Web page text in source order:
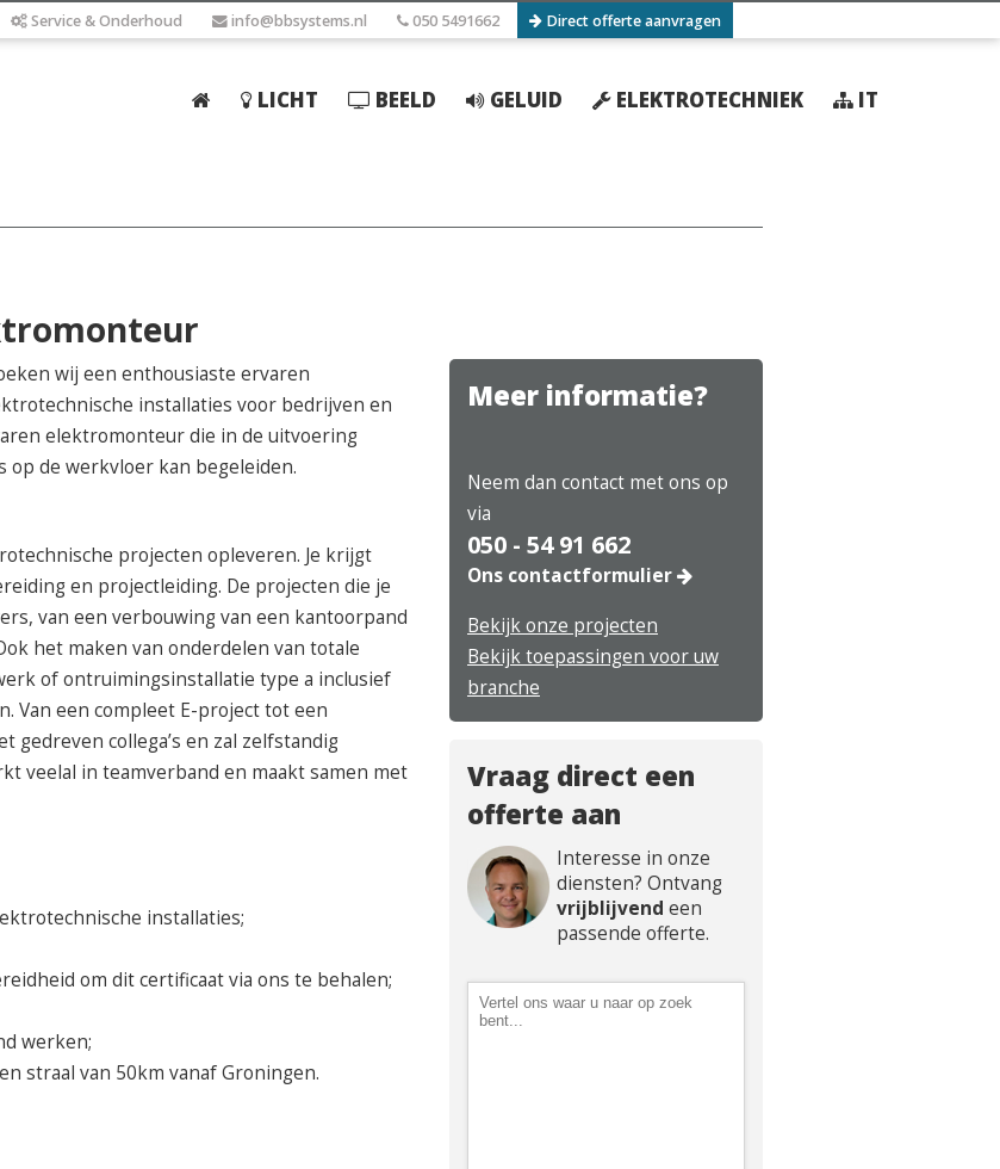
Service & Onderhoud info@bbsystems.nl 050 5491662 Direct offerte aanvragen
Licht
Elektrotechniek
IT
Webshop
050 – 54 91 662
Route
LICHT BEELD GELUID ELEKTROTECHNIEK IT
wij een enthousiaste ervaren
installaties voor bedrijven en
elektromonteur die in de uitvoering
op de werkvloer kan begeleiden.
projecten opleveren. Je krijgt
en projectleiding. De projecten die je
van een verbouwing van een kantoorpand
het maken van onderdelen van totale
of ontruimingsinstallatie type a inclusief
Van een compleet E-project tot een
gedreven collega’s en zal zelfstandig
veelal in teamverband en maakt samen met
installaties;
om dit certificaat via ons te behalen;
werken;
straal van 50km vanaf Groningen.
Meer informatie?
Neem dan contact met ons op
via
050 - 54 91 662
Ons contactformulier
Bekijk onze projecten
Bekijk toepassingen voor uw
branche
Vraag direct een
offerte aan
Interesse in onze
diensten? Ontvang
vrijblijvend een
passende offerte.